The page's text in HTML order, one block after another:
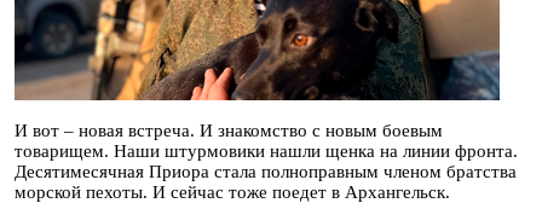
И вот – новая встреча. И знакомство с новым боевым
товарищем. Наши штурмовики нашли щенка на линии фронта.
Десятимесячная Приора стала полноправным членом братства
морской пехоты. И сейчас тоже поедет в Архангельск.